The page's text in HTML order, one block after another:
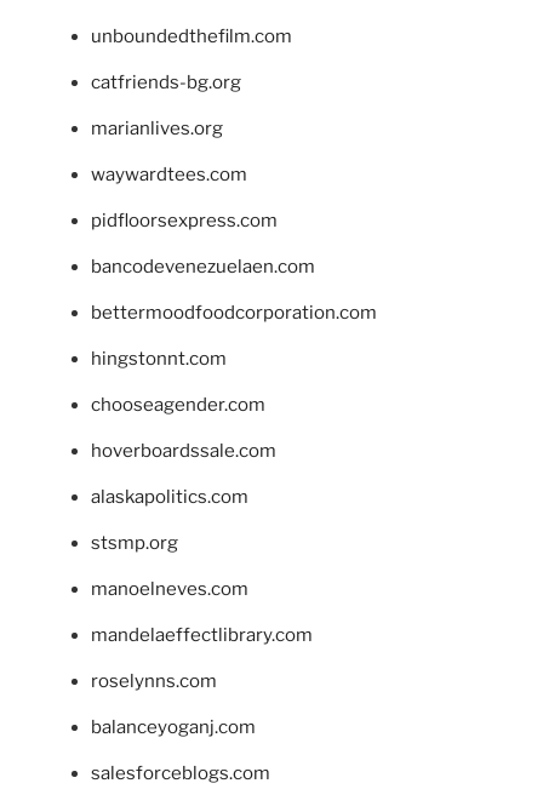
unboundedthefilm.com
catfriends-bg.org
marianlives.org
waywardtees.com
pidfloorsexpress.com
bancodevenezuelaen.com
bettermoodfoodcorporation.com
hingstonnt.com
chooseagender.com
hoverboardssale.com
alaskapolitics.com
stsmp.org
manoelneves.com
mandelaeffectlibrary.com
roselynns.com
balanceyoganj.com
salesforceblogs.com